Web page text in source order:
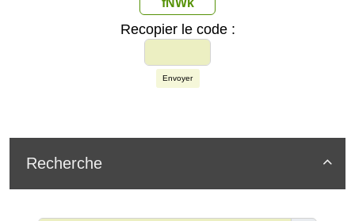
fNWk
Recopier le code :
Envoyer

Recherche